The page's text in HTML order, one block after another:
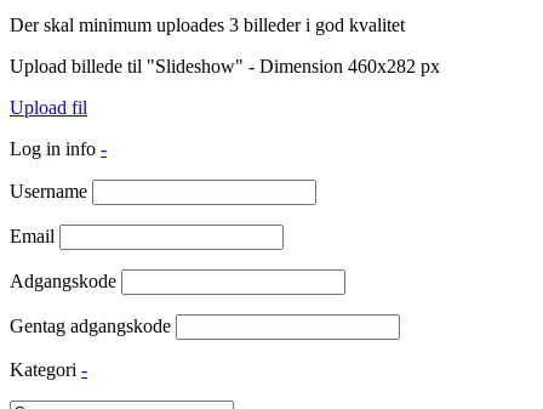
Der skal minimum uploades 3 billeder i god kvalitet
Upload billede til "Slideshow" - Dimension 460x282 px
Upload fil
Log in info -
Username
Email
Adgangskode
Gentag adgangskode
Kategori -